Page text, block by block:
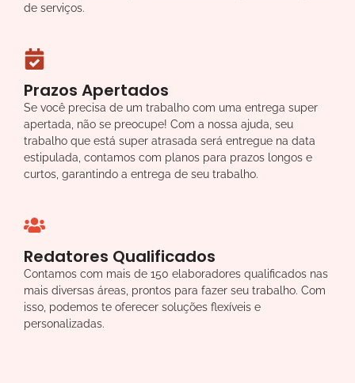
de serviços.
Prazos Apertados
Se você precisa de um trabalho com uma entrega super
apertada, não se preocupe! Com a nossa ajuda, seu
trabalho que está super atrasada será entregue na data
estipulada, contamos com planos para prazos longos e
curtos, garantindo a entrega de seu trabalho.
Redatores Qualificados
Contamos com mais de 150 elaboradores qualificados nas
mais diversas áreas, prontos para fazer seu trabalho. Com
isso, podemos te oferecer soluções flexíveis e
personalizadas.